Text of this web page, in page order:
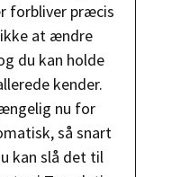
forbliver præcis
at ændre
du kan holde
kender.
nu for
så snart
kan slå det til